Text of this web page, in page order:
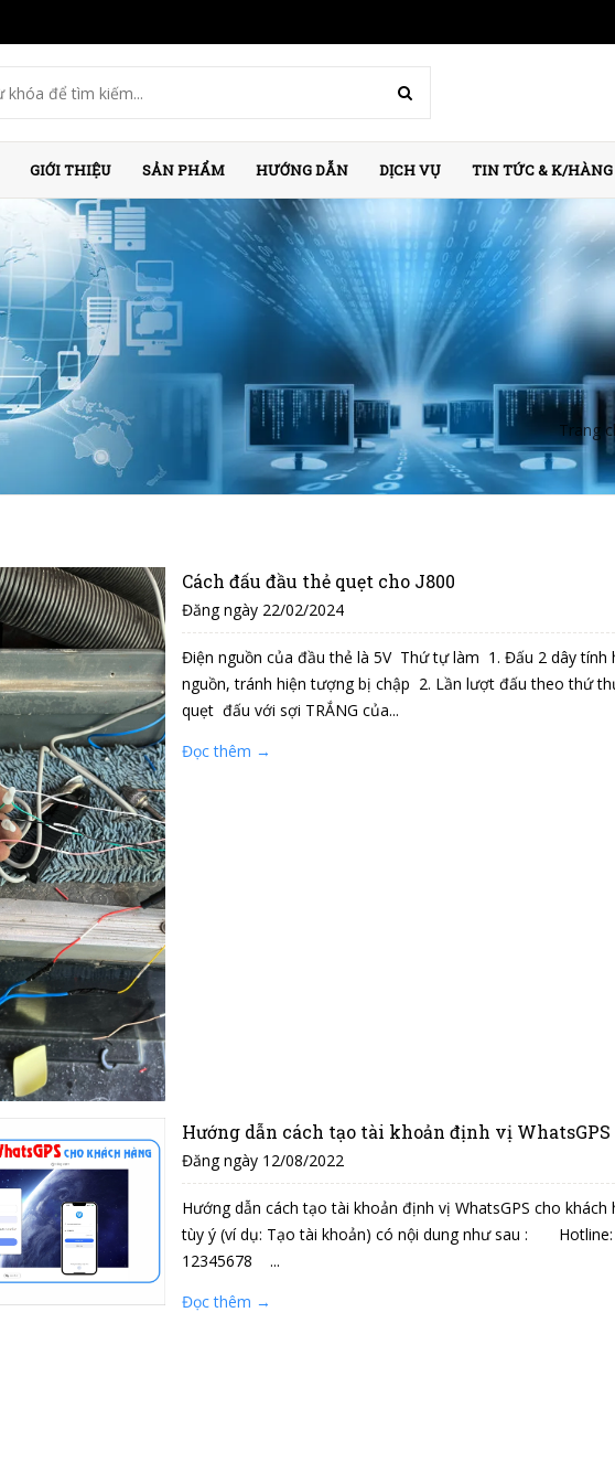
GIỚI THIỆU SẢN PHẨM HƯỚNG DẪN DỊCH VỤ TIN TỨC & K/HÀNG
Trang
Cách đấu đầu thẻ quẹt cho J800
Đăng ngày 22/02/2024
Điện nguồn của đầu thẻ là 5V Thứ tự làm 1. Đấu 2 dây tính
nguồn, tránh hiện tượng bị chập 2. Lần lượt đấu theo thứ
quẹt đấu với sợi TRẮNG của...
Đọc thêm →
Hướng dẫn cách tạo tài khoản định vị
Đăng ngày 12/08/2022
Hướng dẫn cách tạo tài khoản định vị WhatsGPS cho
tùy ý (ví dụ: Tạo tài khoản) có nội dung như sau :
12345678 ...
Đọc thêm →